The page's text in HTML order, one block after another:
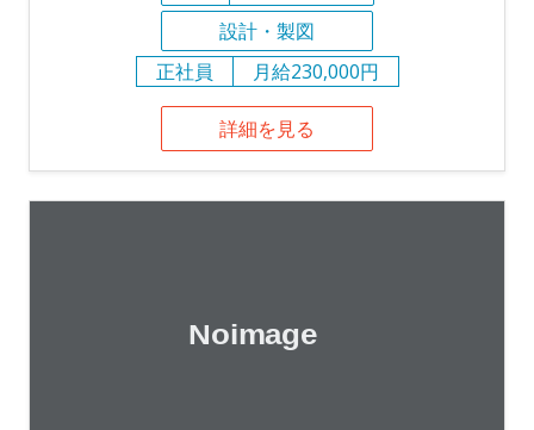
設計・製図
正社員
月給230,000円
詳細を見る